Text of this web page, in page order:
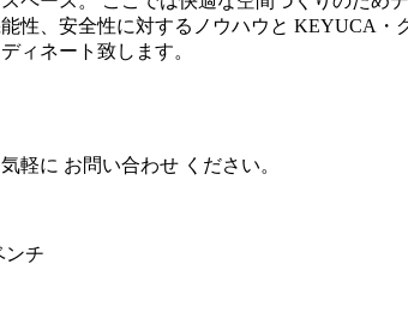
性、安全性に対するノウハウと KEYUCA
ィネート致します。
軽に お問い合わせ ください。
ンチ